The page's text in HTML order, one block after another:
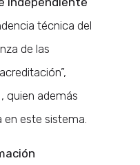
técnica del
de las
quien además
este sistema.